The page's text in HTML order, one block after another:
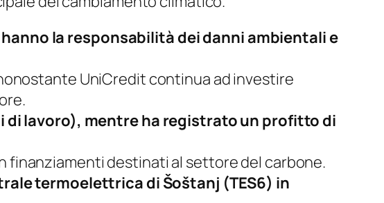
la responsabilità dei danni ambientali e
UniCredit continua ad investire
di lavoro), mentre ha registrato un profitto di
finanziamenti destinati al settore del carbone.
termoelettrica di Šoštanj (TES6) in